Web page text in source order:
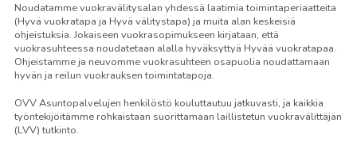
Noudatamme vuokravälitysalan yhdessä laatimia toimintaperiaatteita
(Hyvä vuokratapa ja Hyvä välitystapa) ja muita alan keskeisiä
ohjeistuksia. Jokaiseen vuokrasopimukseen kirjataan, että
vuokrasuhteessa noudatetaan alalla hyväksyttyä Hyvää vuokratapaa.
Ohjeistamme ja neuvomme vuokrasuhteen osapuolia noudattamaan
hyvän ja reilun vuokrauksen toimintatapoja.
OVV Asuntopalvelujen henkilöstö kouluttautuu jatkuvasti, ja kaikkia
työntekijöitämme rohkaistaan suorittamaan laillistetun vuokravälittäjän
(LVV) tutkinto.